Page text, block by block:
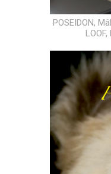
POSEIDON,